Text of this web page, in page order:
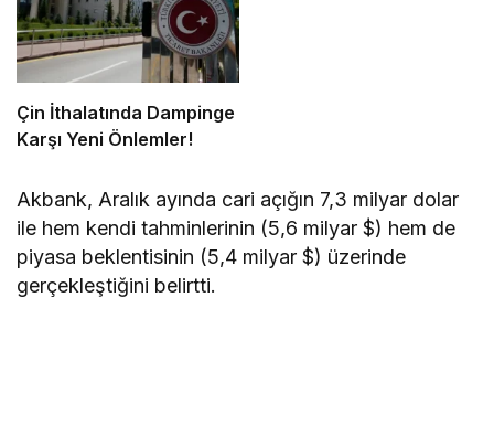
Çin İthalatında Dampinge
Karşı Yeni Önlemler!
Akbank, Aralık ayında cari açığın 7,3 milyar dolar
ile hem kendi tahminlerinin (5,6 milyar $) hem de
piyasa beklentisinin (5,4 milyar $) üzerinde
gerçekleştiğini belirtti.